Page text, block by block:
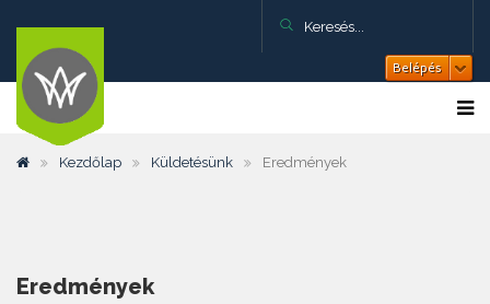
Belépés
Kezdőlap Küldetésünk Eredmények
Eredmények